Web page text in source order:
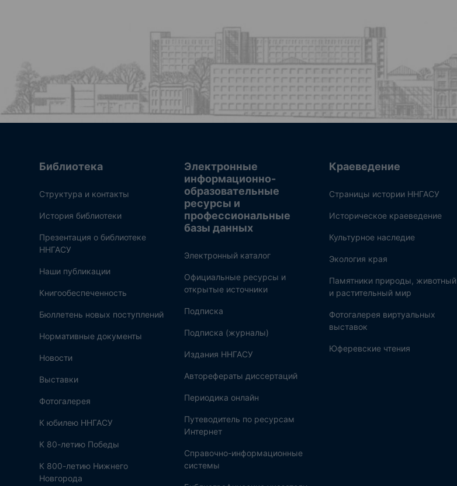
Библиотека
Структура и контакты
История библиотеки
Презентация о библиотеке
ННГАСУ
Наши публикации
Книгообеспеченность
Бюллетень новых поступлений
Нормативные документы
Новости
Выставки
Фотогалерея
К юбилею ННГАСУ
К 80-летию Победы
К 800-летию Нижнего
Новгорода
Электронные
информационно-
образовательные
ресурсы и
профессиональные
базы данных
Электронный каталог
Официальные ресурсы и
открытые источники
Подписка
Подписка (журналы)
Издания ННГАСУ
Авторефераты диссертаций
Периодика онлайн
Путеводитель по ресурсам
Интернет
Справочно-информационные
системы
Краеведение
Страницы истории ННГАСУ
Историческое краеведение
Культурное наследие
Экология края
Памятники природы, животный
и растительный мир
Фотогалерея виртуальных
выставок
Юферевские чтения